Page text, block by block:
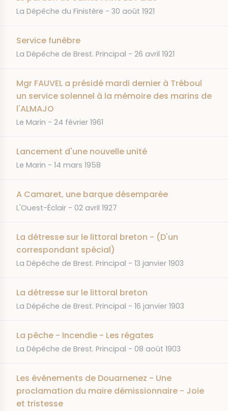
JOURNAL
La Dépêche du Finistère DATE
30 août 1921
Service funèbre
JOURNAL
La Dépêche de Brest. Principal DATE
26 avril 1921
Mgr FAUVEL a présidé mardi dernier à Tréboul
un service solennel à la mémoire des marins de
l'ALMAJO
JOURNAL
Le Marin DATE
24 février 1961
Lancement d'une nouvelle unité
JOURNAL
Le Marin DATE
14 mars 1958
A Camaret, une barque désemparée
JOURNAL
L'Ouest-Éclair DATE
02 avril 1927
La détresse sur le littoral breton - (D'un
correspondant spécial)
JOURNAL
La Dépêche de Brest. Principal DATE
13 janvier 1903
La détresse sur le littoral breton
JOURNAL
La Dépêche de Brest. Principal DATE
16 janvier 1903
La pêche - Incendie - Les régates
JOURNAL
La Dépêche de Brest. Principal DATE
08 août 1903
Les événements de Douarnenez - Une
proclamation du maire démissionnaire - Joie
et tristesse